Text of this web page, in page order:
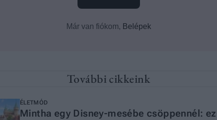
További cikkeink
ÉLETMÓD
Mintha egy Disney-mesébe csöppennél: ez